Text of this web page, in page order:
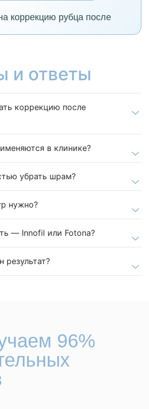
и ответы
коррекцию после
в клинике?
убрать шрам?
нужно?
— Innofil или Fotona?
результат?
96%